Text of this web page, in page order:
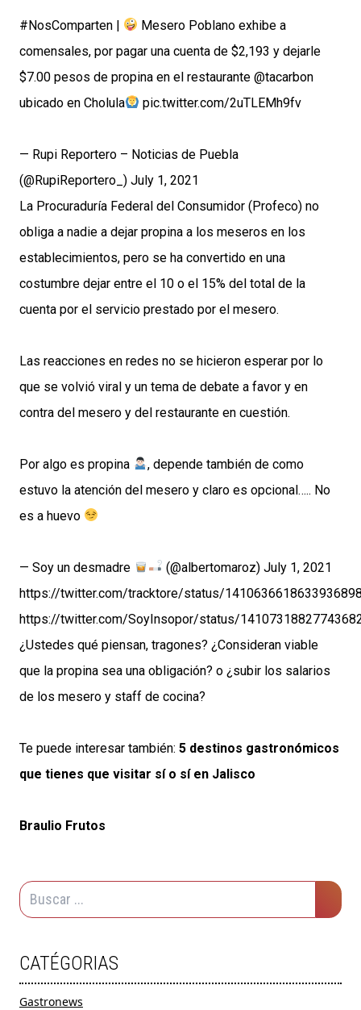
#NosComparten |
Mesero Poblano exhibe a
comensales, por pagar una cuenta de $2,193 y dejarle
$7.00 pesos de propina en el restaurante @tacarbon
ubicado en Cholula
pic.twitter.com/2uTLEMh9fv
— Rupi Reportero – Noticias de Puebla
(@RupiReportero_) July 1, 2021
La Procuraduría Federal del Consumidor (Profeco) no
obliga a nadie a dejar propina a los meseros en los
establecimientos, pero se ha convertido en una
costumbre dejar entre el 10 o el 15% del total de la
cuenta por el servicio prestado por el mesero.
Las reacciones en redes no se hicieron esperar por lo
que se volvió viral y un tema de debate a favor y en
contra del mesero y del restaurante en cuestión.
Por algo es propina
, depende también de como
estuvo la atención del mesero y claro es opcional….. No
es a huevo
— Soy un desmadre (@albertomaroz)July 1, 2021
https://twitter.com/tracktore/status/
https://twitter.com/SoyInsopor/status/
¿Ustedes qué piensan, tragones? ¿Consideran viable
que la propina sea una obligación? o ¿subir los salarios
de los mesero y staff de cocina?
Te puede interesar también: 5 destinos gastronómicos
que tienes que visitar sí o sí en Jalisco
Braulio Frutos
CATÉGORIAS
Gastronews